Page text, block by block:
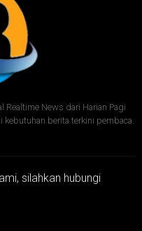
Realtime News dari Harian Pagi
kebutuhan berita terkini pembaca.
silahkan hubungi